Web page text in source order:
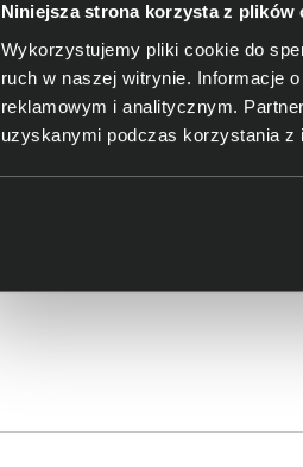
Niniejsza strona korzysta z plików
Wykorzystujemy pliki cookie do
ruch w naszej witrynie. Informacje
reklamowym i analitycznym.
uzyskanymi podczas korzystania z
Maksymalne
Maksymalne